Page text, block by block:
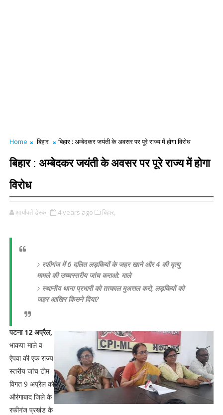
Home बिहार बिहार : अम्बेदकर जयंती के अवसर पर पूरे राज्य में होगा विरोध
बिहार : अम्बेदकर जयंती के अवसर पर पूरे राज्य में होगा
विरोध
आर्यावर्त डेस्क 4 years ago बिहार,
रफीगंज में 6 दलित लड़कियों के जहर खाने और 4 की मृत्यु
मामले की उच्चस्तरीय जांच कराओ: माले
स्थानीय थाना प्रभारी को तत्काल मुअत्तल करो, लड़कियों को
जहर आखिर किसने दिया?
पटना 12 अप्रैल,
भाकपा-माले व
ऐपवा की एक राज्य
स्तरीय जांच टीम
विगत 9 अप्रैल को
औरंगाबाद जिले के
रफीगंज प्रखंड के